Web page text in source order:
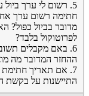
מדובר בביול כפול?
לפרוטוקול בלבד?
6. באם מקבלים
ההחזר המדובר מה
התיישנות על בקשת